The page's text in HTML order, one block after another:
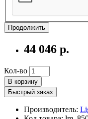
Продолжить
44 046 р.
Кол-во
В корзину
Быстрый заказ
Производитель: